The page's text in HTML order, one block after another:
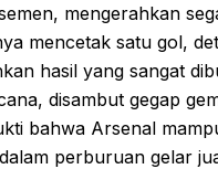
mengerahkan
mencetak satu gol,
hasil yang sangat
disambut gegap
bahwa Arsenal
perburuan gelar